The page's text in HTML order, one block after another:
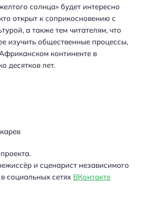
солнца» будет интересно
открыт к соприкосновению с
а также тем читателям, что
изучить общественные процессы,
континенте в
десятков лет.
и сценарист независимого
социальных сетях ВКонтакте